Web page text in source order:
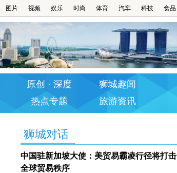
图片 视频 娱乐 时尚 体育 汽车 科技 食品
原创 · 深度
狮城趣闻
热点专题 旅游资讯
狮城对话
中国驻新加坡大使：美贸易霸凌行径将打击
全球贸易秩序